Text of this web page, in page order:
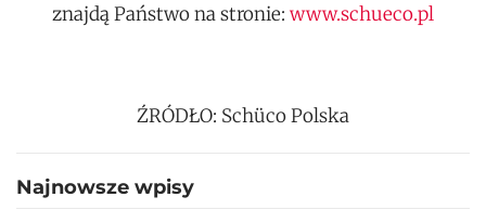
znajdą Państwo na stronie: www.schueco.pl
ŹRÓDŁO: Schüco Polska
Najnowsze wpisy